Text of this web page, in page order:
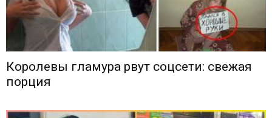
Королевы гламура рвут соцсети: свежая
порция